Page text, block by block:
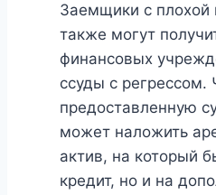
Заемщики с плохой
также могут
финансовых
ссуды с регрессом.
предоставленную
может наложить
актив, на который
кредит, но и на